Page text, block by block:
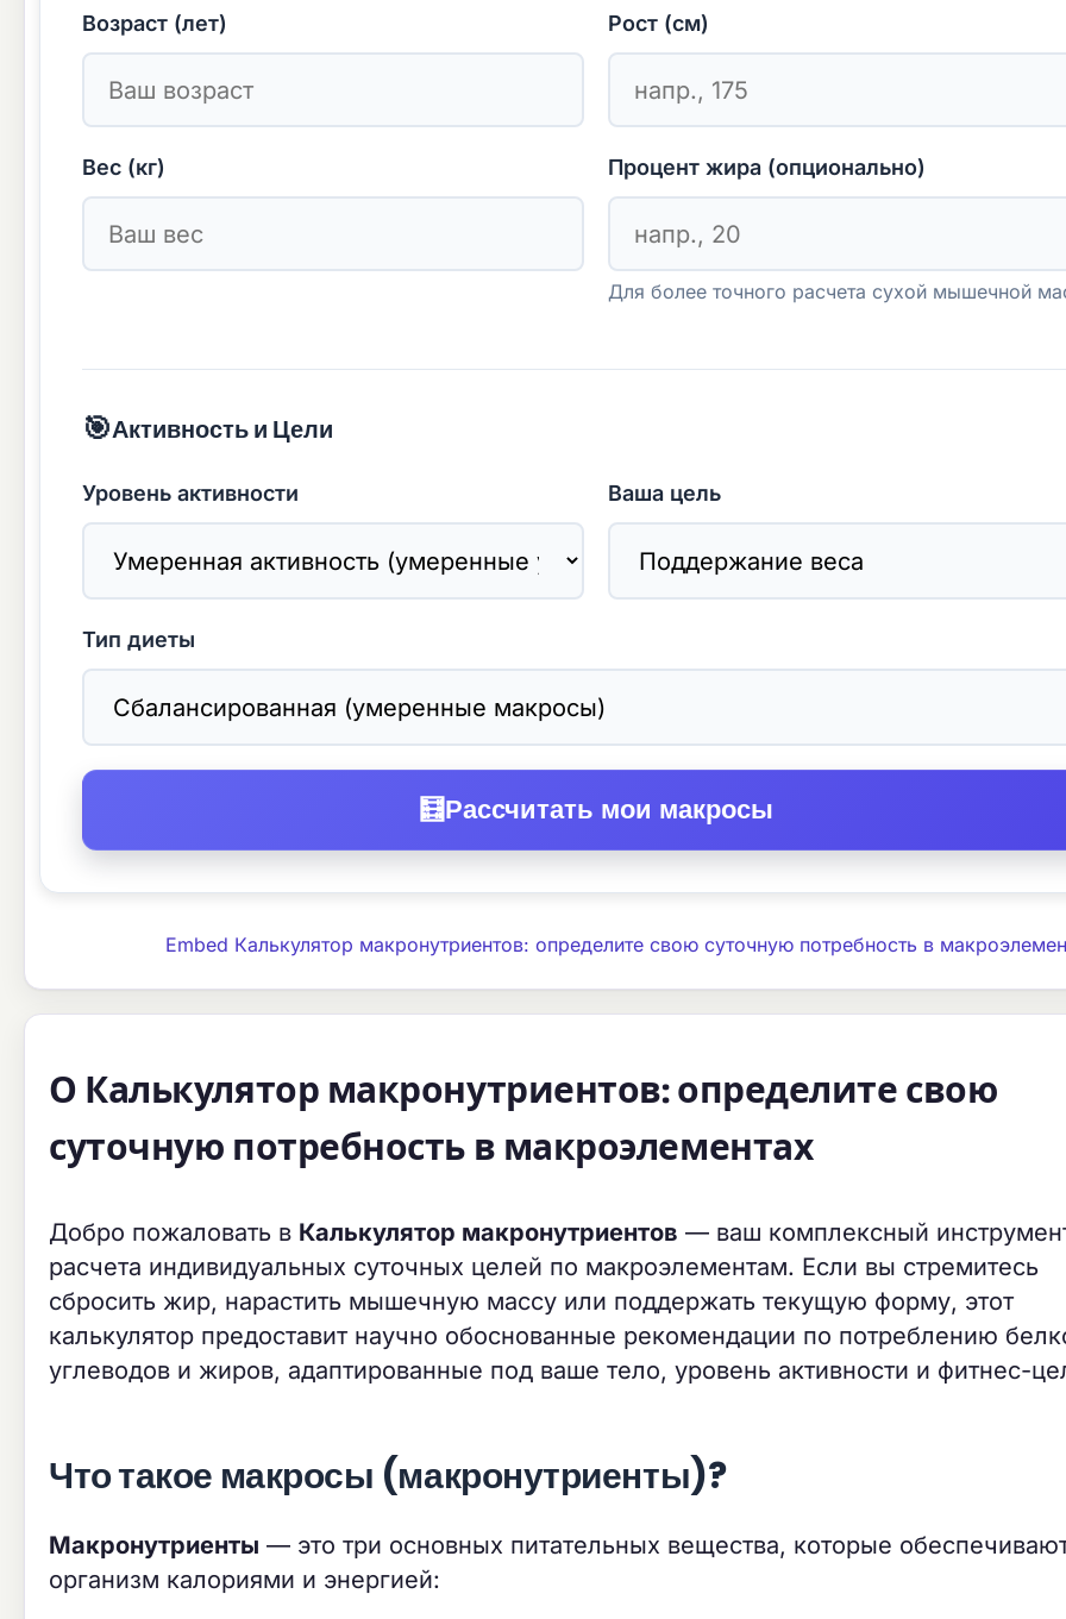
Возраст (лет) Рост (см)
Вес (кг) Процент жира (опционально)
Для более точного расчета сухой мышечной
🎯Активность и Цели
Уровень активности Ваша цель
Тип диеты
🧮Рассчитать мои макросы
Embed Калькулятор макронутриентов: определите свою суточную потребность в
О Калькулятор макронутриентов: определите свою
суточную потребность в макроэлементах
Добро пожаловать в Калькулятор макронутриентов — ваш комплексный
расчета индивидуальных суточных целей по макроэлементам. Если вы стремитесь
сбросить жир, нарастить мышечную массу или поддержать текущую форму, этот
калькулятор предоставит научно обоснованные рекомендации по потреблению
углеводов и жиров, адаптированные под ваше тело, уровень активности и фитнес-
Что такое макросы (макронутриенты)?
Макронутриенты — это три основных питательных вещества, которые
организм калориями и энергией: